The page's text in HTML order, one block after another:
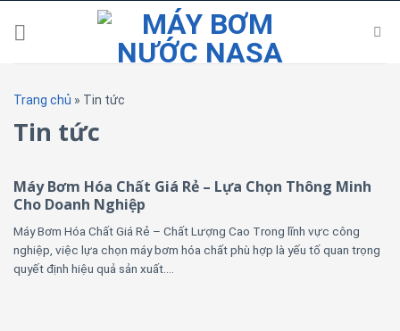
Trang chủ » Tin tức
Tin tức
Máy Bơm Hóa Chất Giá Rẻ – Lựa Chọn Thông Minh
Cho Doanh Nghiệp
Máy Bơm Hóa Chất Giá Rẻ – Chất Lượng Cao Trong lĩnh vực công
nghiệp, việc lựa chọn máy bơm hóa chất phù hợp là yếu tố quan trọng
quyết định hiệu quả sản xuất....